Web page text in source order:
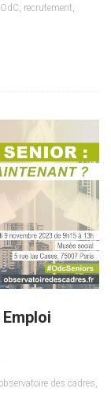
OdC, recrutement,
des cadres